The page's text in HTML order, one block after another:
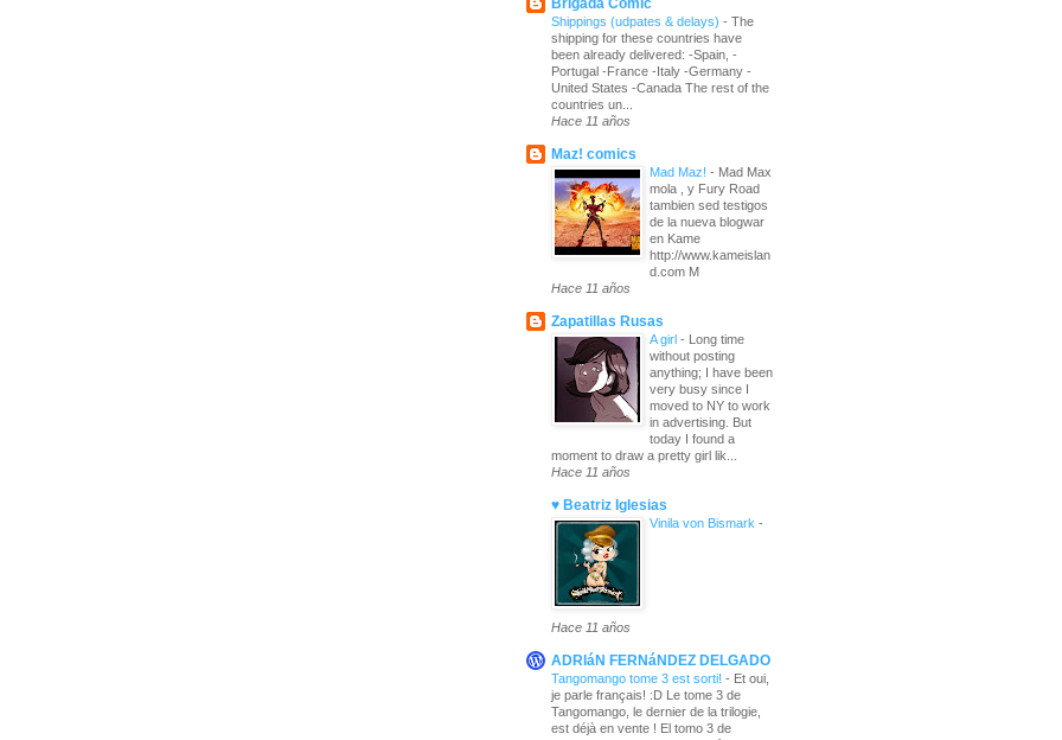
Brigada Comic
Shippings (udpates & delays) - The
shipping for these countries have
been already delivered: -Spain, -
Portugal -France -Italy -Germany -
United States -Canada The rest of the
countries un...
Hace 11 años
Maz! comics
Mad Maz! - Mad Max
mola , y Fury Road
tambien sed testigos
de la nueva blogwar
en Kame
http://www.kameislan
d.com M
Hace 11 años
Zapatillas Rusas
A girl -
Long time
without posting
anything; I have been
very busy since I
moved to NY to work
in advertising. But
today I found a
moment to draw a pretty girl lik...
Hace 11 años
♥ Beatriz Iglesias
Vinila von Bismark -
Hace 11 años
ADRIáN FERNáNDEZ DELGADO
Tangomango tome 3 est sorti! - Et oui,
je parle français! :D Le tome 3 de
Tangomango, le dernier de la trilogie,
est déjà en vente ! El tomo 3 de